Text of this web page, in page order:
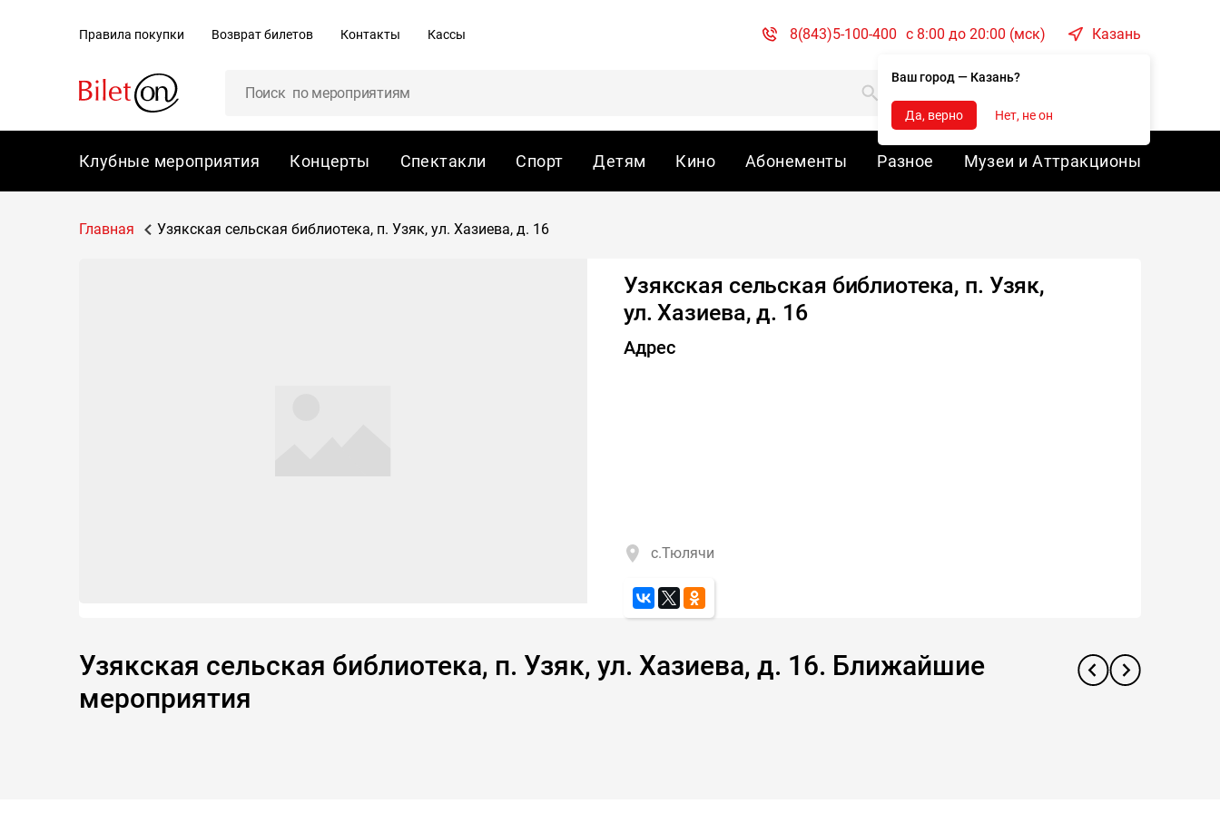
Правила покупки Возврат билетов Контакты Кассы 8(843)5-100-400 c 8:00 до 20:00 (мск) Казань
Ваш город — Казань?
Да, верно Нет, не он
Клубные мероприятия Концерты Спектакли Спорт Детям Кино Абонементы Разное Музеи и Аттракционы
Главная Узякская сельская библиотека, п. Узяк, ул. Хазиева, д. 16
Узякская сельская библиотека, п. Узяк,
ул. Хазиева, д. 16
Адрес
с.Тюлячи
Узякская сельская библиотека, п. Узяк, ул. Хазиева, д. 16. Ближайшие
мероприятия